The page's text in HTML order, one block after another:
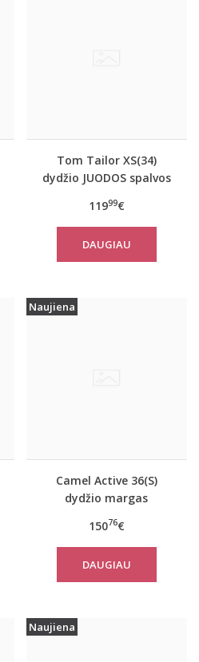
Tom Tailor XS(34)
dydžio JUODOS spalvos
paltas Tom Tailor
29999
11999€
DAUGIAU
Naujiena
Camel Active 36(S)
dydžio margas
paltas 310320 2501
15076€
DAUGIAU
Naujiena